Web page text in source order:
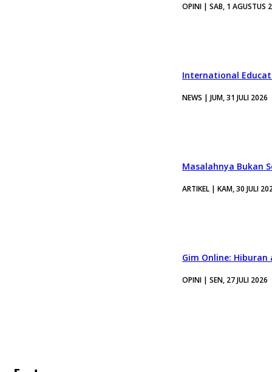
OPINI | SAB, 1 AGUSTUS
International
NEWS | JUM, 31 JULI 2026
Masalahnya Bukan
ARTIKEL | KAM, 30 JULI
Gim Online:
OPINI | SEN, 27 JULI 2026